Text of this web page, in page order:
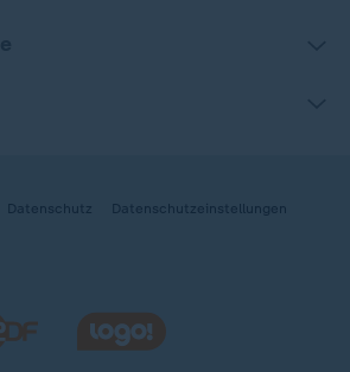
Datenschutz Datenschutzeinstellungen